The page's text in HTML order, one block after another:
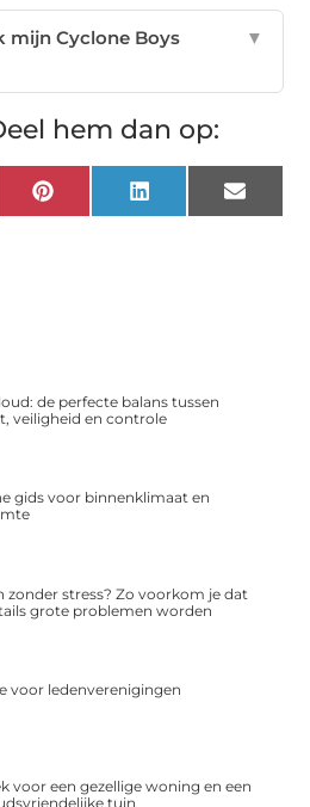
mijn Cyclone Boys
▼
hem dan op:
Pinterest LinkedIn Email
de perfecte balans tussen
veiligheid en controle
gids voor binnenklimaat en
zonder stress? Zo voorkom je dat
grote problemen worden
voor ledenverenigingen
voor een gezellige woning en een
tuin